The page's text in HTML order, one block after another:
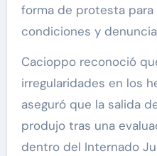
forma de protesta para
condiciones y
Cacioppo reconoció
irregularidades en los
aseguró que la salida
produjo tras una
dentro del Internado